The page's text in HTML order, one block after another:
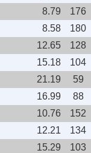
8.79
176
8.58
180
12.65
128
15.18
104
21.19
59
16.99
88
10.76
152
12.21
134
15.29
103